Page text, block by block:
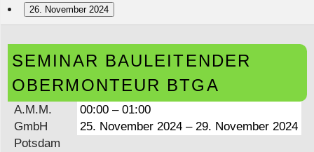
26. November 2024
Bauleitender
Obermonteur
BTGA
SEMINAR BAULEITENDER
OBERMONTEUR BTGA
00:00 –01:00
25. November 2024 – 29. November 2024
A.M.M.
GmbH
Potsdam